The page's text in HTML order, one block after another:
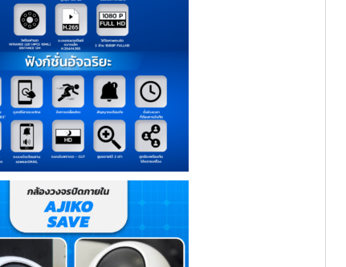
ชัด
1080
360องศา
Wifi
เมนู
ภาษา
ไทย
IP
Camera